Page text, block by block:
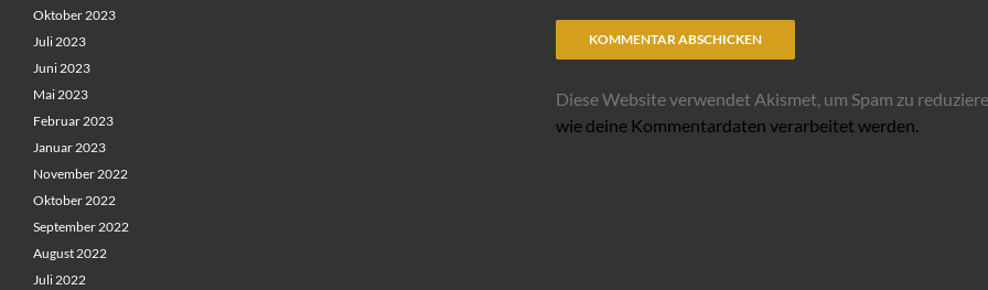
Diese Website verwendet Akismet, um Spam zu
wie deine Kommentardaten verarbeitet werden.
Oktober 2023
Juli 2023
Juni 2023
Mai 2023
Februar 2023
Januar 2023
November 2022
Oktober 2022
September 2022
August 2022
Juli 2022